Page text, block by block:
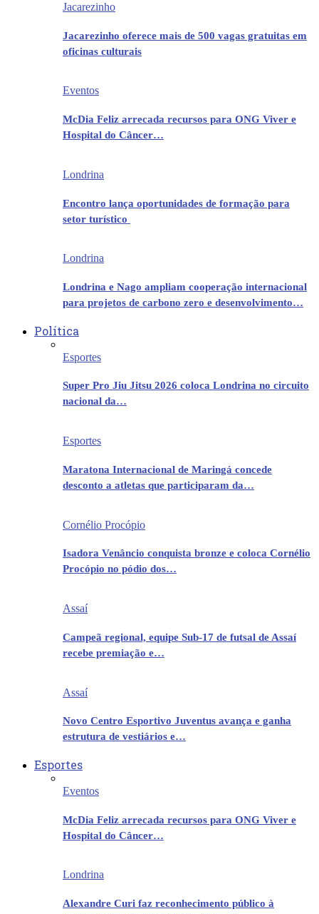
Jacarezinho
Jacarezinho oferece mais de 500 vagas gratuitas em
oficinas culturais
Eventos
McDia Feliz arrecada recursos para ONG Viver e
Hospital do Câncer…
Londrina
Encontro lança oportunidades de formação para
setor turístico
Londrina
Londrina e Nago ampliam cooperação internacional
para projetos de carbono zero e desenvolvimento…
Política
Esportes
Super Pro Jiu Jitsu 2026 coloca Londrina no circuito
nacional da…
Esportes
Maratona Internacional de Maringá concede
desconto a atletas que participaram da…
Cornélio Procópio
Isadora Venâncio conquista bronze e coloca Cornélio
Procópio no pódio dos…
Assaí
Campeã regional, equipe Sub-17 de futsal de Assaí
recebe premiação e…
Assaí
Novo Centro Esportivo Juventus avança e ganha
estrutura de vestiários e…
Esportes
Eventos
McDia Feliz arrecada recursos para ONG Viver e
Hospital do Câncer…
Londrina
Alexandre Curi faz reconhecimento público à